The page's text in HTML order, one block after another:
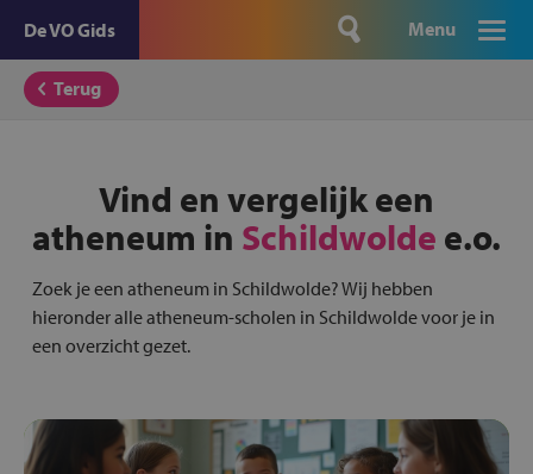
De VO Gids Menu
Terug
Vind en vergelijk een
atheneum in Schildwolde e.o.
Zoek je een atheneum in Schildwolde? Wij hebben
hieronder alle atheneum-scholen in Schildwolde voor je in
een overzicht gezet.